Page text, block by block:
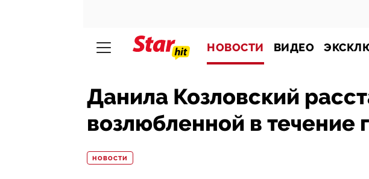
НОВОСТИ ВИДЕО
Данила Козловский
возлюбленной в течение
НОВОСТИ